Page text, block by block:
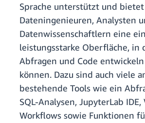
Sprache unterstützt und bietet
Dateningenieuren, Analysten
Datenwissenschaftlern eine
leistungsstarke Oberfläche, in
Abfragen und Code
können. Dazu sind auch viele
bestehende Tools wie ein
SQL-Analysen, JupyterLab IDE,
Workflows sowie Funktionen